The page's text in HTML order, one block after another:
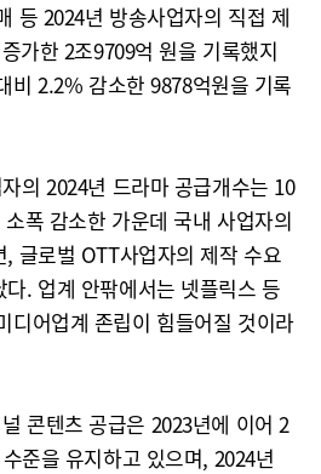
등 2024년 방송사업자의 직접 제
가한 2조9709억 원을 기록했지
비 2.2% 감소한 9878억원을 기록
의 2024년 드라마 공급개수는 10
폭 감소한 가운데 국내 사업자의
글로벌 OTT사업자의 제작 수요
. 업계 안팎에서는 넷플릭스 등
디어업계 존립이 힘들어질 것이라
콘텐츠 공급은 2023년에 이어 2
준을 유지하고 있으며, 2024년